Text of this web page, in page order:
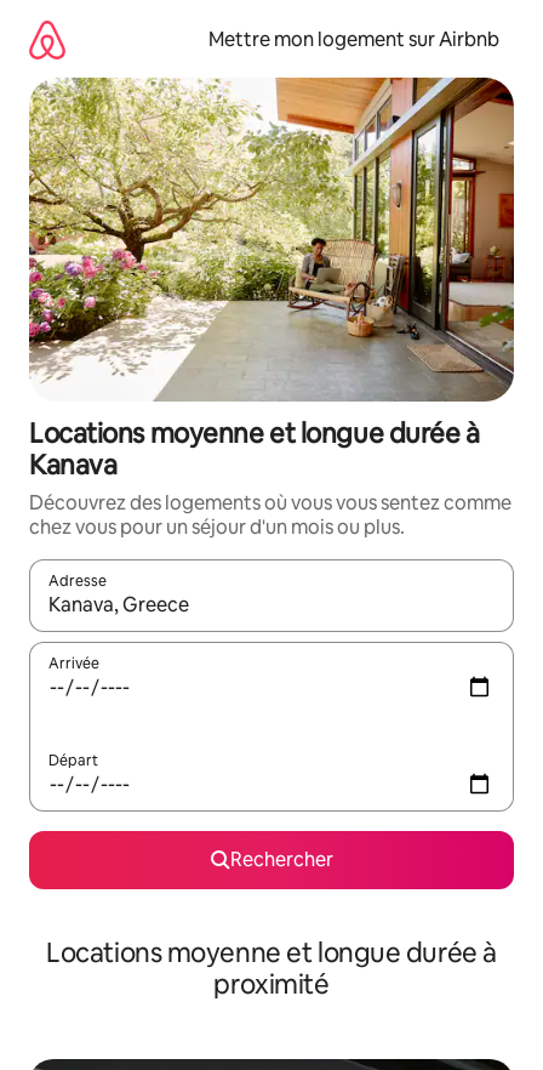
directement
contenu
Mettre mon logement sur Airbnb
Locations moyenne et longue durée à
Kanava
Découvrez des logements où vous vous sentez comme
chez vous pour un séjour d'un mois ou plus.
Adresse
Lorsque les résultats s'affichent, utilisez les flèches vers le
Arrivée
Départ
Rechercher
Locations moyenne et longue durée à
proximité